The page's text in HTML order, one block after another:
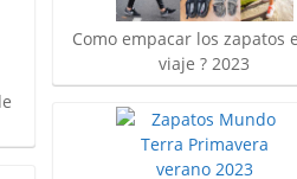
Como empacar los zapatos
viaje ? 2023